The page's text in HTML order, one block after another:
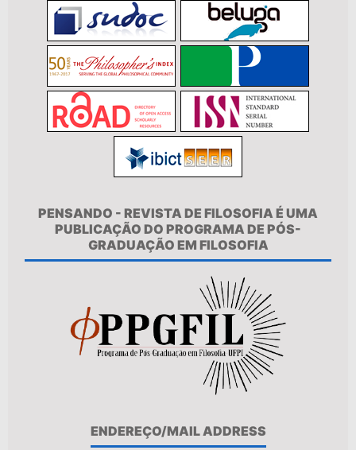
PENSANDO - REVISTA DE FILOSOFIA É UMA
PUBLICAÇÃO DO PROGRAMA DE PÓS-
GRADUAÇÃO EM FILOSOFIA
ENDEREÇO/MAIL ADDRESS